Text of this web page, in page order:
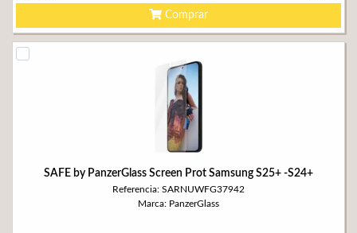
Comprar
SAFE by PanzerGlass Screen Prot Samsung S25+ -S24+
Referencia: SARNUWFG37942
Marca: PanzerGlass